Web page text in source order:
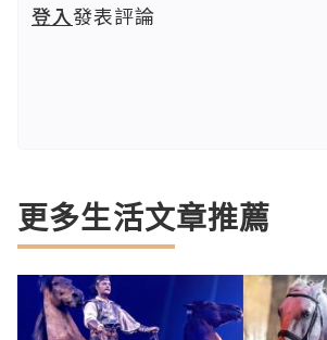
登入發表評論
更多生活文章推薦